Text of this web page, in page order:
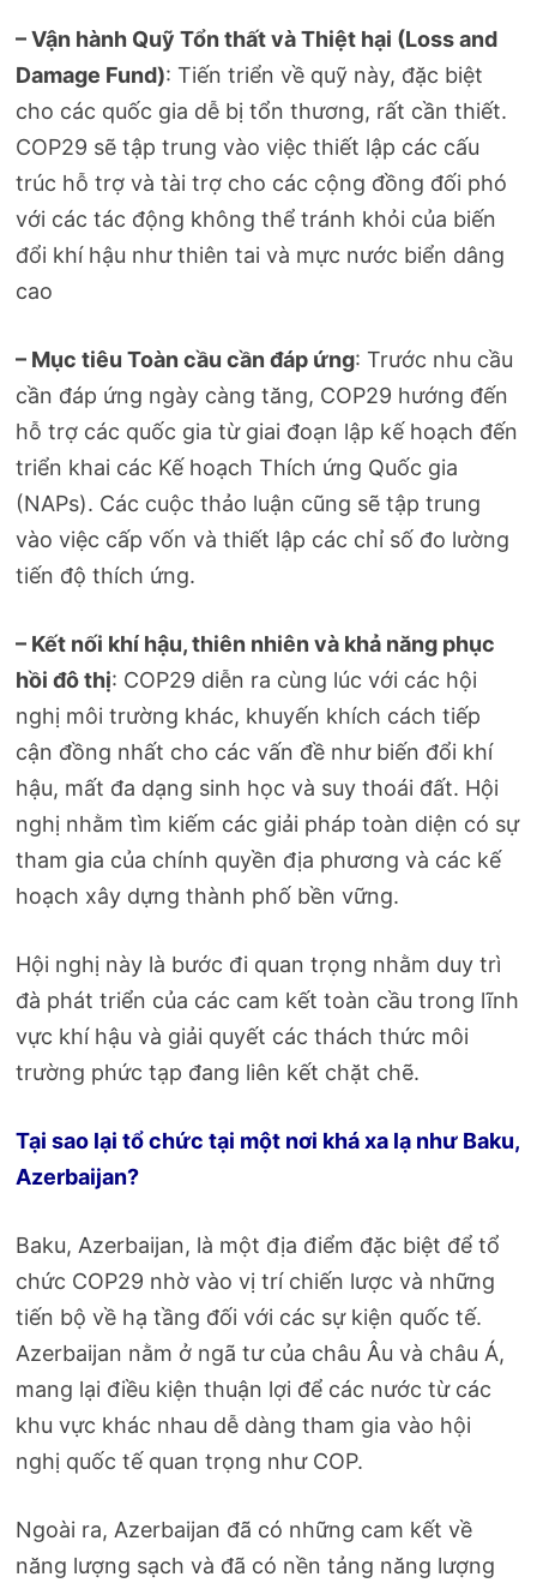
– Vận hành Quỹ Tổn thất và Thiệt hại (Loss and
Damage Fund): Tiến triển về quỹ này, đặc biệt
cho các quốc gia dễ bị tổn thương, rất cần thiết.
COP29 sẽ tập trung vào việc thiết lập các cấu
trúc hỗ trợ và tài trợ cho các cộng đồng đối phó
với các tác động không thể tránh khỏi của biến
đổi khí hậu như thiên tai và mực nước biển dâng
cao​
– Mục tiêu Toàn cầu cần đáp ứng: Trước nhu cầu
cần đáp ứng ngày càng tăng, COP29 hướng đến
hỗ trợ các quốc gia từ giai đoạn lập kế hoạch đến
triển khai các Kế hoạch Thích ứng Quốc gia
(NAPs). Các cuộc thảo luận cũng sẽ tập trung
vào việc cấp vốn và thiết lập các chỉ số đo lường
tiến độ thích ứng​.
– Kết nối khí hậu, thiên nhiên và khả năng phục
hồi đô thị: COP29 diễn ra cùng lúc với các hội
nghị môi trường khác, khuyến khích cách tiếp
cận đồng nhất cho các vấn đề như biến đổi khí
hậu, mất đa dạng sinh học và suy thoái đất. Hội
nghị nhằm tìm kiếm các giải pháp toàn diện có sự
tham gia của chính quyền địa phương và các kế
hoạch xây dựng thành phố bền vững.​
Hội nghị này là bước đi quan trọng nhằm duy trì
đà phát triển của các cam kết toàn cầu trong lĩnh
vực khí hậu và giải quyết các thách thức môi
trường phức tạp đang liên kết chặt chẽ.
Tại sao lại tổ chức tại một nơi khá xa lạ như Baku,
Azerbaijan?
Baku, Azerbaijan, là một địa điểm đặc biệt để tổ
chức COP29 nhờ vào vị trí chiến lược và những
tiến bộ về hạ tầng đối với các sự kiện quốc tế.
Azerbaijan nằm ở ngã tư của châu Âu và châu Á,
mang lại điều kiện thuận lợi để các nước từ các
khu vực khác nhau dễ dàng tham gia vào hội
nghị quốc tế quan trọng như COP.
Ngoài ra, Azerbaijan đã có những cam kết về
năng lượng sạch và đã có nền tảng năng lượng